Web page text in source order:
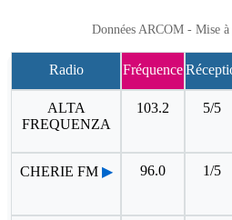
Données ARCOM - Mise
Radio Fréquence
ALTA
FREQUENZA
103.2 5/5
CHERIE FM ▶ 96.0 1/5